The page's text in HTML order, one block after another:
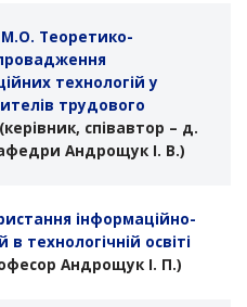
Теоретико-
технологій у
трудового
(керівник, співавтор – д.
Андрощук І. В.)
інформаційно-
технологічній освіті
Андрощук І. П.)